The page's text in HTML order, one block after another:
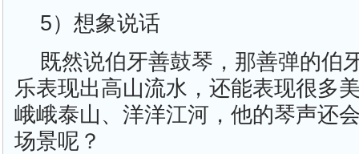
5）想象说话
既然说伯牙善鼓琴，那善弹的伯
乐表现出高山流水，还能表现很多
峨峨泰山、洋洋江河，他的琴声还
场景呢？